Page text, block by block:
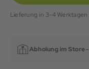
Lieferung in 3-4 Werktagen
Abholung im Store -